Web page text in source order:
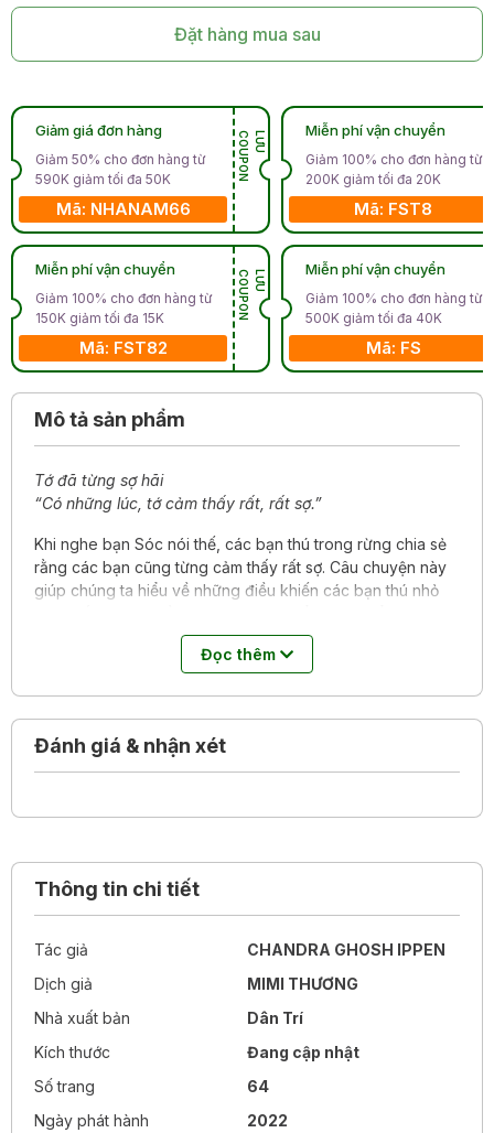
Đặt hàng mua sau
Giảm giá đơn hàng
Giảm 50% cho đơn hàng từ
590K giảm tối đa 50K
Mã: NHANAM66
L
Ư
U
C
O
U
P
O
N
Miễn phí vận chuyển
Giảm 100% cho đơn hàng từ
150K giảm tối đa 15K
Mã: FST82
L
Ư
U
C
O
U
P
O
N
Miễn phí vận chuyển
Giảm 100% cho đơn hàng từ
200K giảm tối đa 20K
Mã: FST8
Miễn phí vận chuyển
Giảm 100% cho đơn hàng từ
500K giảm tối đa 40K
Mã: FS
Mô tả sản phẩm
Tớ đã từng sợ hãi
“Có những lúc, tớ cảm thấy rất, rất sợ.”
Khi nghe bạn Sóc nói thế, các bạn thú trong rừng chia sẻ
rằng các bạn cũng từng cảm thấy rất sợ. Câu chuyện này
giúp chúng ta hiểu về những điều khiến các bạn thú nhỏ
giác sợ của từng bạn nhỏ, và cách mà các bạn đã học
được để thấy thoải mái hơn.
Quyển sách này “dìu dắt” các em nhỏ từng trải qua những
sự việc đau buồn, mất mát, hoặc sợ hãi. Và sách dành cho
tất cả những người lớn trên toàn thế giới đang bảo vệ trẻ
em, giúp các em cảm thấy được trân trọng và yêu thương.
Đọc thêm
Đánh giá & nhận xét
Thông tin chi tiết
Tác giả
CHANDRA GHOSH IPPEN
Dịch giả
MIMI THƯƠNG
Nhà xuất bản
Dân Trí
Kích thước
Đang cập nhật
Số trang
64
Ngày phát hành
2022